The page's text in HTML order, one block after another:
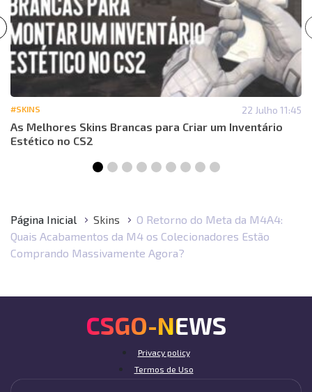
#SKINS 22 Julho 11:45
As Melhores Skins Brancas para Criar um Inventário
Estético no CS2
Página Inicial Skins
O Retorno do Meta da M4A4:
Quais Acabamentos da M4 os Colecionadores Estão
Comprando Massivamente Agora?
CSGO-NEWS
Privacy policy
Termos de Uso